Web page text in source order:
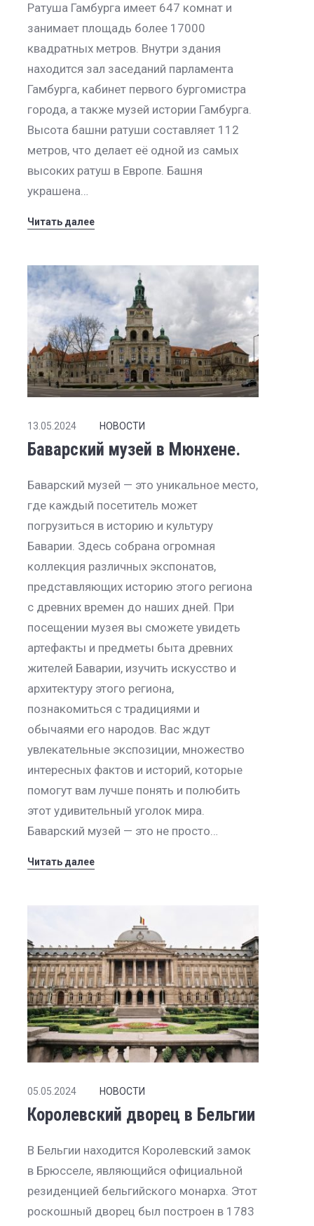
Ратуша Гамбурга имеет 647 комнат и
занимает площадь более 17000
квадратных метров. Внутри здания
находится зал заседаний парламента
Гамбурга, кабинет первого бургомистра
города, а также музей истории Гамбурга.
Высота башни ратуши составляет 112
метров, что делает её одной из самых
высоких ратуш в Европе. Башня
украшена…
Читать далее
13.05.2024 НОВОСТИ
Баварский музей в Мюнхене.
Баварский музей — это уникальное место,
где каждый посетитель может
погрузиться в историю и культуру
Баварии. Здесь собрана огромная
коллекция различных экспонатов,
представляющих историю этого региона
с древних времен до наших дней. При
посещении музея вы сможете увидеть
артефакты и предметы быта древних
жителей Баварии, изучить искусство и
архитектуру этого региона,
познакомиться с традициями и
обычаями его народов. Вас ждут
увлекательные экспозиции, множество
интересных фактов и историй, которые
помогут вам лучше понять и полюбить
этот удивительный уголок мира.
Баварский музей — это не просто…
Читать далее
05.05.2024 НОВОСТИ
Королевский дворец в Бельгии
В Бельгии находится Королевский замок
в Брюсселе, являющийся официальной
резиденцией бельгийского монарха. Этот
роскошный дворец был построен в 1783